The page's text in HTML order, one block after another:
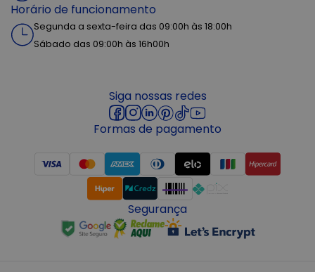
Horário de funcionamento
Segunda a sexta-feira das 09:00h às 18:00h
Sábado das 09:00h às 16h00h
Siga nossas redes
Formas de pagamento
Segurança